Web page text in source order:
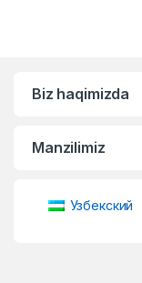
Biz haqimizda
Manzilimiz
Узбекский